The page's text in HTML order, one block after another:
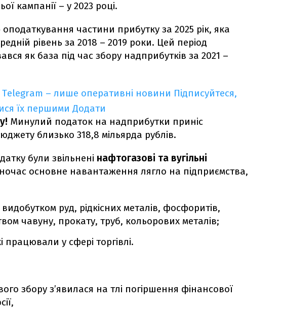
кампанії – у 2023 році.
частини прибутку за 2025 рік, яка
рівень за 2018 – 2019 роки. Цей період
як база під час збору надприбутків за 2021 –
– лише оперативні новини Підписуйтеся,
їх першими Додати
Минулий податок на надприбутки приніс
близько 318,8 мільярда рублів.
були звільнені нафтогазові та вугільні
основне навантаження лягло на підприємства,
руд, рідкісних металів, фосфоритів,
чавуну, прокату, труб, кольорових металів;
працювали у сфері торгівлі.
збору з’явилася на тлі погіршення фінансової